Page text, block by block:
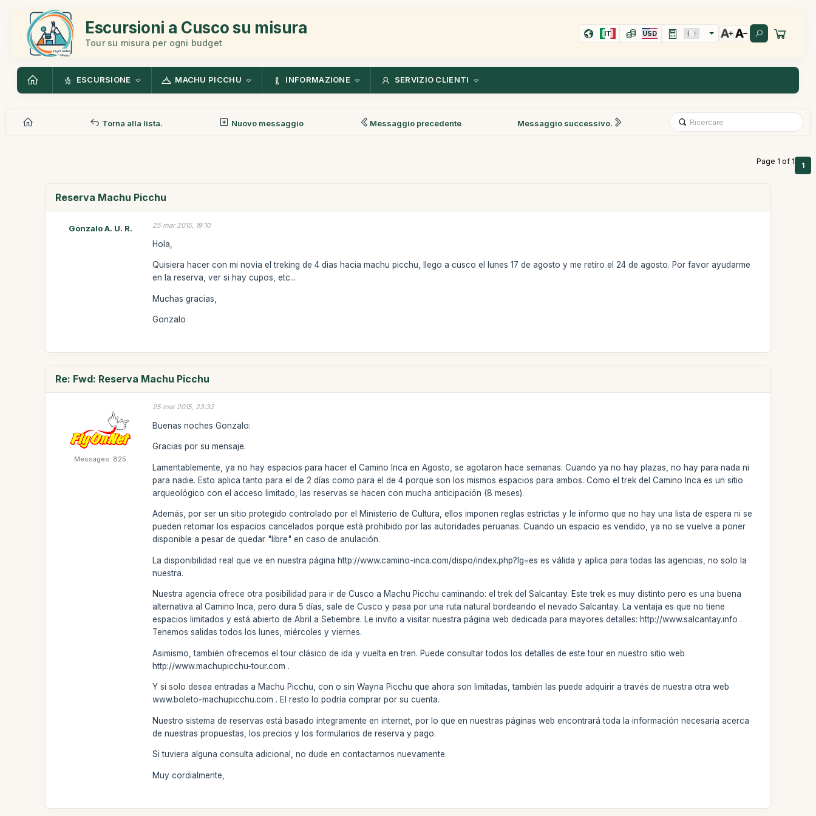
Escursioni a Cusco su misura
Tour su misura per ogni budget
IT USD
ESCURSIONE MACHU PICCHU INFORMAZIONE SERVIZIO CLIENTI
Torna alla lista. Nuovo messaggio Messaggio precedente Messaggio successivo.
Page 1 of 1 1
Reserva Machu Picchu
Gonzalo A. U. R. 25 mar 2015, 19:10
Hola,
Quisiera hacer con mi novia el treking de 4 dias hacia machu picchu, llego a cusco el lunes 17 de agosto y me retiro el 24 de agosto. Por favor ayudarme
en la reserva, ver si hay cupos, etc...
Muchas gracias,
Gonzalo
Re: Fwd: Reserva Machu Picchu
Messages: 825
25 mar 2015, 23:32
Buenas noches Gonzalo:
Gracias por su mensaje.
Lamentablemente, ya no hay espacios para hacer el Camino Inca en Agosto, se agotaron hace semanas. Cuando ya no hay plazas, no hay para nada ni
para nadie. Esto aplica tanto para el de 2 días como para el de 4 porque son los mismos espacios para ambos. Como el trek del Camino Inca es un sitio
arqueológico con el acceso limitado, las reservas se hacen con mucha anticipación (8 meses).
Además, por ser un sitio protegido controlado por el Ministerio de Cultura, ellos imponen reglas estrictas y le informo que no hay una lista de espera ni se
pueden retomar los espacios cancelados porque está prohibido por las autoridades peruanas. Cuando un espacio es vendido, ya no se vuelve a poner
disponible a pesar de quedar "libre" en caso de anulación.
La disponibilidad real que ve en nuestra página http://www.camino-inca.com/dispo/index.php?lg=es es válida y aplica para todas las agencias, no solo la
nuestra.
Nuestra agencia ofrece otra posibilidad para ir de Cusco a Machu Picchu caminando: el trek del Salcantay. Este trek es muy distinto pero es una buena
alternativa al Camino Inca, pero dura 5 días, sale de Cusco y pasa por una ruta natural bordeando el nevado Salcantay. La ventaja es que no tiene
espacios limitados y está abierto de Abril a Setiembre. Le invito a visitar nuestra página web dedicada para mayores detalles: http://www.salcantay.info .
Tenemos salidas todos los lunes, miércoles y viernes.
Asimismo, también ofrecemos el tour clásico de ida y vuelta en tren. Puede consultar todos los detalles de este tour en nuestro sitio web
http://www.machupicchu-tour.com .
Y si solo desea entradas a Machu Picchu, con o sin Wayna Picchu que ahora son limitadas, también las puede adquirir a través de nuestra otra web
www.boleto-machupicchu.com . El resto lo podría comprar por su cuenta.
Nuestro sistema de reservas está basado íntegramente en internet, por lo que en nuestras páginas web encontrará toda la información necesaria acerca
de nuestras propuestas, los precios y los formularios de reserva y pago.
Si tuviera alguna consulta adicional, no dude en contactarnos nuevamente.
Muy cordialmente,